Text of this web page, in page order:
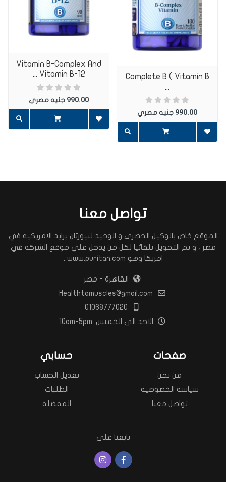
Complete B ( Vitamin B
...
990.00 جنيه مصري
Vitamin B-Complex And
Vitamin B-12 ...
990.00 جنيه مصري
تواصل معنا
الموقع خاص بالوكيل الحصري و الوحيد لبيورتان برايد الامريكيه في
مصر ، و تم التحويل تلقائيا لكل من يدخل علي موقع الشركه في
امريكا وهو www.puritan.com .
القاهرة - مصر
الاحد الى الخميس: 10am-5pm
صفحات
من نحن
سياسة الخصوصية
تواصل معنا
حسابي
تعديل الحساب
الطلبات
المفضله
تابعنا على